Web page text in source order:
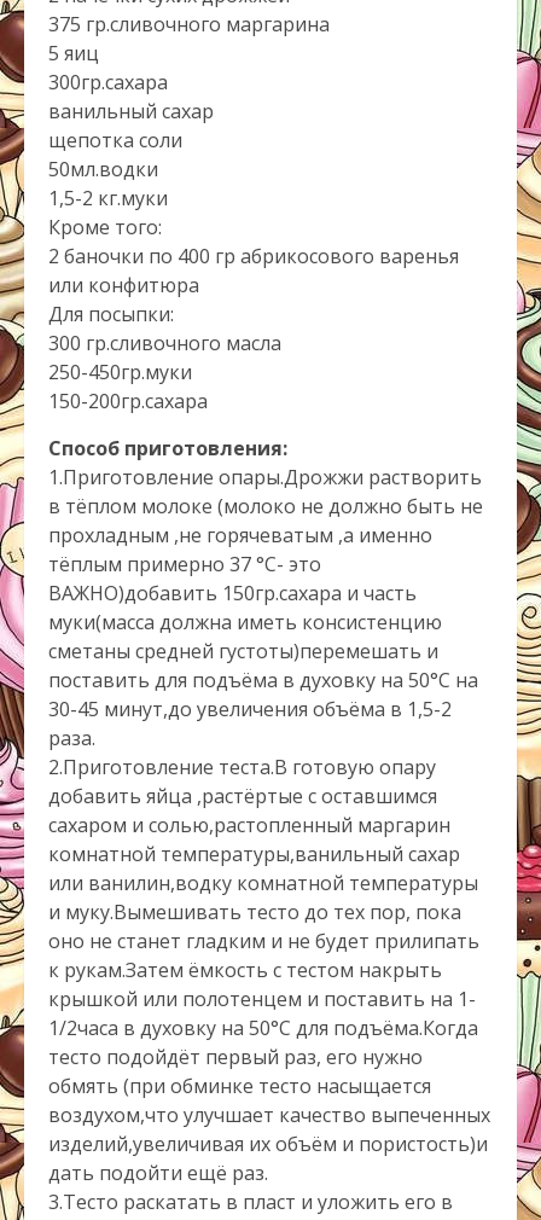
375 гр.сливочного маргарина
5 яиц
300гр.сахара
ванильный сахар
щепотка соли
50мл.водки
1,5-2 кг.муки
Кроме того:
2 баночки по 400 гр абрикосового варенья
или конфитюра
Для посыпки:
300 гр.сливочного масла
250-450гр.муки
150-200гр.сахара
Способ приготовления:
1.Приготовление опары.Дрожжи растворить
в тёплом молоке (молоко не должно быть не
прохладным ,не горячеватым ,а именно
тёплым примерно 37 °C- это
ВАЖНО)добавить 150гр.сахара и часть
муки(масса должна иметь консистенцию
сметаны средней густоты)перемешать и
поставить для подъёма в духовку на 50°C на
30-45 минут,до увеличения объёма в 1,5-2
раза.
2.Приготовление теста.В готовую опару
добавить яйца ,растёртые с оставшимся
сахаром и солью,растопленный маргарин
комнатной температуры,ванильный сахар
или ванилин,водку комнатной температуры
и муку.Вымешивать тесто до тех пор, пока
оно не станет гладким и не будет прилипать
к рукам.Затем ёмкость с тестом накрыть
крышкой или полотенцем и поставить на 1-
1/2часа в духовку на 50°C для подъёма.Когда
тесто подойдёт первый раз, его нужно
обмять (при обминке тесто насыщается
воздухом,что улучшает качество выпеченных
изделий,увеличивая их объём и пористость)и
дать подойти ещё раз.
3.Тесто раскатать в пласт и уложить его в